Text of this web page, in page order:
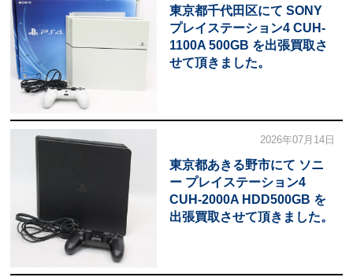
東京都千代田区にて SONY
プレイステーション4 CUH-
1100A 500GB を出張買取さ
せて頂きました。
2026年07月14日
東京都あきる野市にて ソニ
ー プレイステーション4
CUH-2000A HDD500GB を
出張買取させて頂きました。